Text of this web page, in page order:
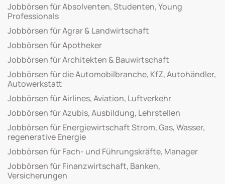
Jobbörsen für Absolventen, Studenten, Young
Professionals
Jobbörsen für Agrar & Landwirtschaft
Jobbörsen für Apotheker
Jobbörsen für Architekten & Bauwirtschaft
Jobbörsen für die Automobilbranche, KfZ, Autohändler,
Autowerkstatt
Jobbörsen für Airlines, Aviation, Luftverkehr
Jobbörsen für Azubis, Ausbildung, Lehrstellen
Jobbörsen für Energiewirtschaft Strom, Gas, Wasser,
regenerative Energie
Jobbörsen für Fach- und Führungskräfte, Manager
Jobbörsen für Finanzwirtschaft, Banken,
Versicherungen